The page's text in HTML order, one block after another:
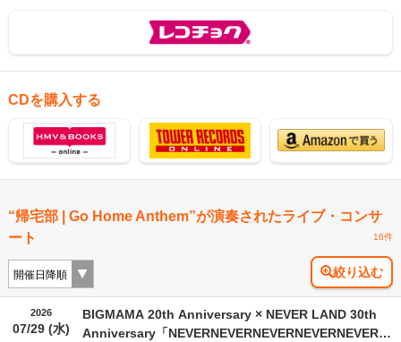
CDを購入する
“帰宅部 | Go Home Anthem”が演奏されたライブ・コンサ
ート
16件
絞り込む
2026
07/29 (水)
BIGMAMA 20th Anniversary × NEVER LAND 30th
Anniversary「